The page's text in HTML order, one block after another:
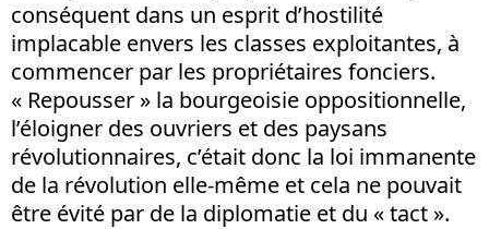
conséquent dans un esprit d’hostilité
implacable envers les classes exploitantes, à
commencer par les propriétaires fonciers.
« Repousser » la bourgeoisie oppositionnelle,
l’éloigner des ouvriers et des paysans
révolutionnaires, c’était donc la loi immanente
de la révolution elle-même et cela ne pouvait
être évité par de la diplomatie et du « tact ».